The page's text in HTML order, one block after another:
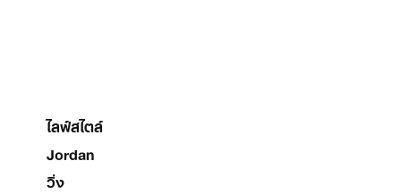
ไลฟ์สไตล์
Jordan
วิ่ง